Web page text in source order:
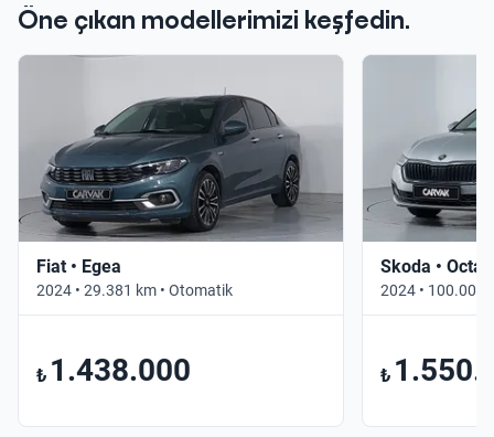
Öne çıkan modellerimizi keşfedin.
Fiat • Egea
2024 • 29.381 km • Otomatik
₺ 1.438.000
Skoda •
2024 • 100.000
₺